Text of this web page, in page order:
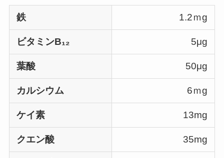
鉄 1.2ｍg
ビタミンB₁₂ 5μg
葉酸 50μg
カルシウム 6ｍg
ケイ素 13mg
クエン酸 35mg